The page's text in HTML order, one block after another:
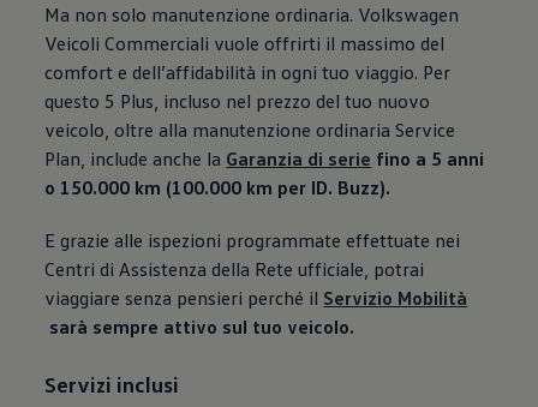
Ma non solo manutenzione ordinaria. Volkswagen
Veicoli Commerciali vuole offrirti il massimo del
comfort e dell’affidabilità in ogni tuo viaggio. Per
questo 5 Plus, incluso nel prezzo del tuo nuovo
veicolo, oltre alla manutenzione ordinaria Service
Plan, include anche la Garanzia di serie fino a 5 anni
o 150.000 km (100.000 km per ID. Buzz).
E grazie alle ispezioni programmate effettuate nei
Centri di Assistenza della Rete ufficiale, potrai
viaggiare senza pensieri perché il Servizio Mobilità
sarà sempre attivo sul tuo veicolo.
Servizi inclusi